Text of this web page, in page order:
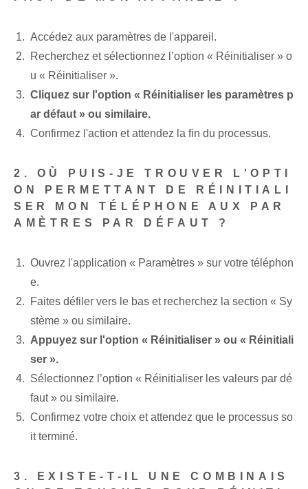
Accédez aux paramètres de l'appareil.
Recherchez et sélectionnez l’option « Réinitialiser » o
u « Réinitialiser ».
Cliquez sur l'option « Réinitialiser les paramètres p
ar défaut » ou similaire.
Confirmez l'action et attendez la fin du processus.
2. OÙ PUIS-JE TROUVER L'OPTI
ON PERMETTANT DE RÉINITIALI
SER MON TÉLÉPHONE AUX PAR
AMÈTRES PAR DÉFAUT ?
Ouvrez l'application « Paramètres » sur votre téléphon
e.
Faites défiler vers le bas et recherchez la section « Sy
stème » ou similaire.
Appuyez sur l'option « Réinitialiser » ou « Réinitiali
ser ».
Sélectionnez l’option « Réinitialiser les valeurs par dé
faut » ou similaire.
Confirmez⁢ votre choix et attendez que le processus so
it terminé.
3. EXISTE-T-IL UNE COMBINAIS